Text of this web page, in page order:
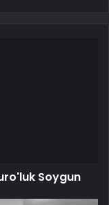
Soygun